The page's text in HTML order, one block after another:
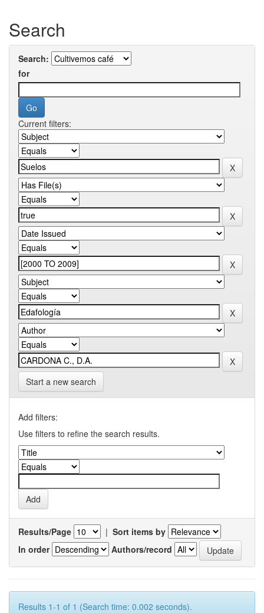
Search
Search:
for
Current filters:
Start a new search
Add filters:
Use filters to refine the search results.
Results/Page | Sort items by
In order
Authors/record
Results 1-1 of 1 (Search time: 0.002 seconds).